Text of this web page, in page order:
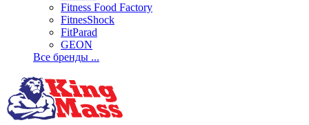
Fitness Food Factory
FitnesShock
FitParad
GEON
Все бренды ...